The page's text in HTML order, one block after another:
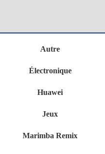
Autre
Électronique
Huawei
Jeux
Marimba Remix